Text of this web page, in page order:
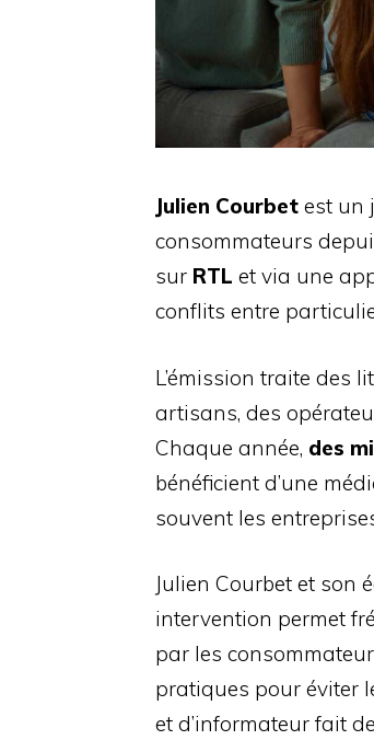
Julien Courbet est un
consommateurs
sur RTL et via une
conflits entre
L’émission traite des
artisans, des
Chaque année, des
bénéficient d’une
souvent les
Julien Courbet et son
intervention permet
par les
pratiques pour éviter
et d’informateur fait